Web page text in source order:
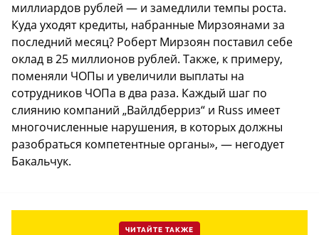
миллиардов рублей — и замедлили темпы роста.
Куда уходят кредиты, набранные Мирзоянами за
последний месяц? Роберт Мирзоян поставил себе
оклад в 25 миллионов рублей. Также, к примеру,
поменяли ЧОПы и увеличили выплаты на
сотрудников ЧОПа в два раза. Каждый шаг по
слиянию компаний „Вайлдберриз“ и Russ имеет
многочисленные нарушения, в которых должны
разобраться компетентные органы», — негодует
Бакальчук.
ЧИТАЙТЕ ТАКЖЕ